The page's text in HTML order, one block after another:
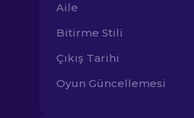
Aile
Bitirme Stili
Çıkış Tarihi
Oyun Güncellemesi